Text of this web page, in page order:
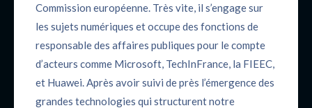
Commission européenne. Très vite, il s’engage sur
les sujets numériques et occupe des fonctions de
responsable des affaires publiques pour le compte
d’acteurs comme Microsoft, TechInFrance, la FIEEC,
et Huawei. Après avoir suivi de près l’émergence des
grandes technologies qui structurent notre